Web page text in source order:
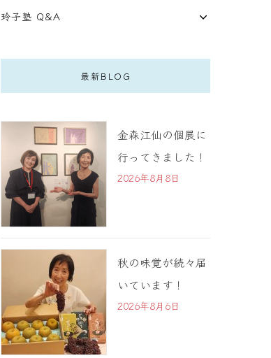
玲子塾 Q&A
最新BLOG
金森江仙の個展に
行ってきました！
2026年8月8日
秋の味覚が続々届
いています！
2026年8月6日